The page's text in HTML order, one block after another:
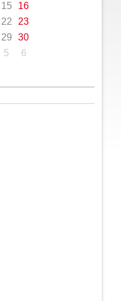
15
16
22
23
29
30
5 6